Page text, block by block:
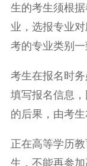
生的考生须根
业，选报专业
考的专业类别一
考生在报名时
填写报名信息
的后果，由考生
正在高等学历
生，不能再参加